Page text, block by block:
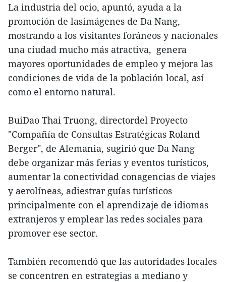
La industria del ocio, apuntó, ayuda a la
promoción de lasimágenes de Da Nang,
mostrando a los visitantes foráneos y nacionales
una ciudad mucho más atractiva, genera
mayores oportunidades de empleo y mejora las
condiciones de vida de la población local, así
como el entorno natural.
BuiDao Thai Truong, directordel Proyecto
"Compañía de Consultas Estratégicas Roland
Berger", de Alemania, sugirió que Da Nang
debe organizar más ferias y eventos turísticos,
aumentar la conectividad conagencias de viajes
y aerolíneas, adiestrar guías turísticos
principalmente con el aprendizaje de idiomas
extranjeros y emplear las redes sociales para
promover ese sector.
También recomendó que las autoridades locales
se concentren en estrategias a mediano y